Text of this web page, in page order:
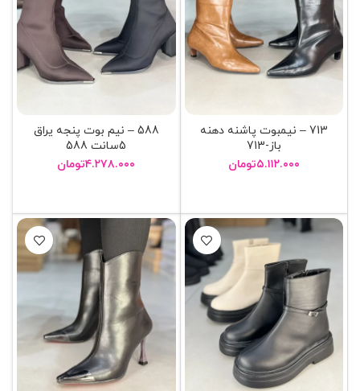
713 – نیمبوت پاشنه دهنه
باز-713
۵.۱۱۲.۰۰۰تومان
588 – نيم بوت پنجه يراق
5سانت 588
۴.۲۷۸.۰۰۰تومان